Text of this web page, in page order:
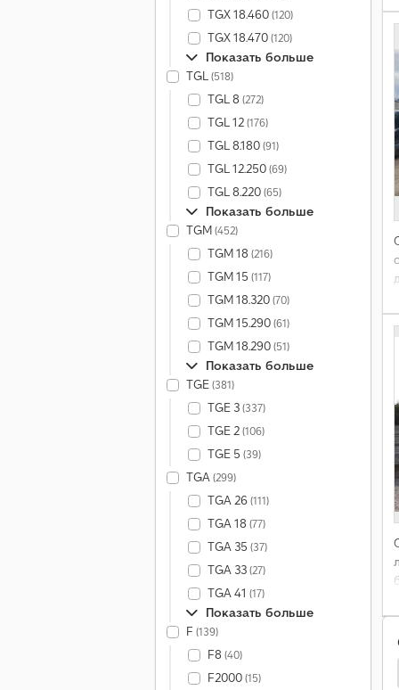
TGX 18.460(120)
TGX 18.470(120)
Показать больше
TGL(518)
TGL 8 (272)
TGL 12(176)
TGL 8.180(91)
TGL 12.250(69)
TGL 8.220(65)
Показать больше
TGM(452)
TGM 18 (216)
TGM 15 (117)
TGM 18.320(70)
TGM 15.290(61)
TGM 18.290(51)
Показать больше
TGE(381)
TGE 3(337)
TGE 2(106)
TGE 5 (39)
TGA(299)
TGA 26(111)
TGA 18 (77)
TGA 35 (37)
TGA 33(27)
TGA 41 (17)
Показать больше
F (139)
F8 (40)
F2000(15)
Ford Объемный Седельный Тягач